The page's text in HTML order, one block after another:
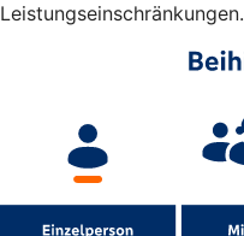
Leistungseinschränkungen.